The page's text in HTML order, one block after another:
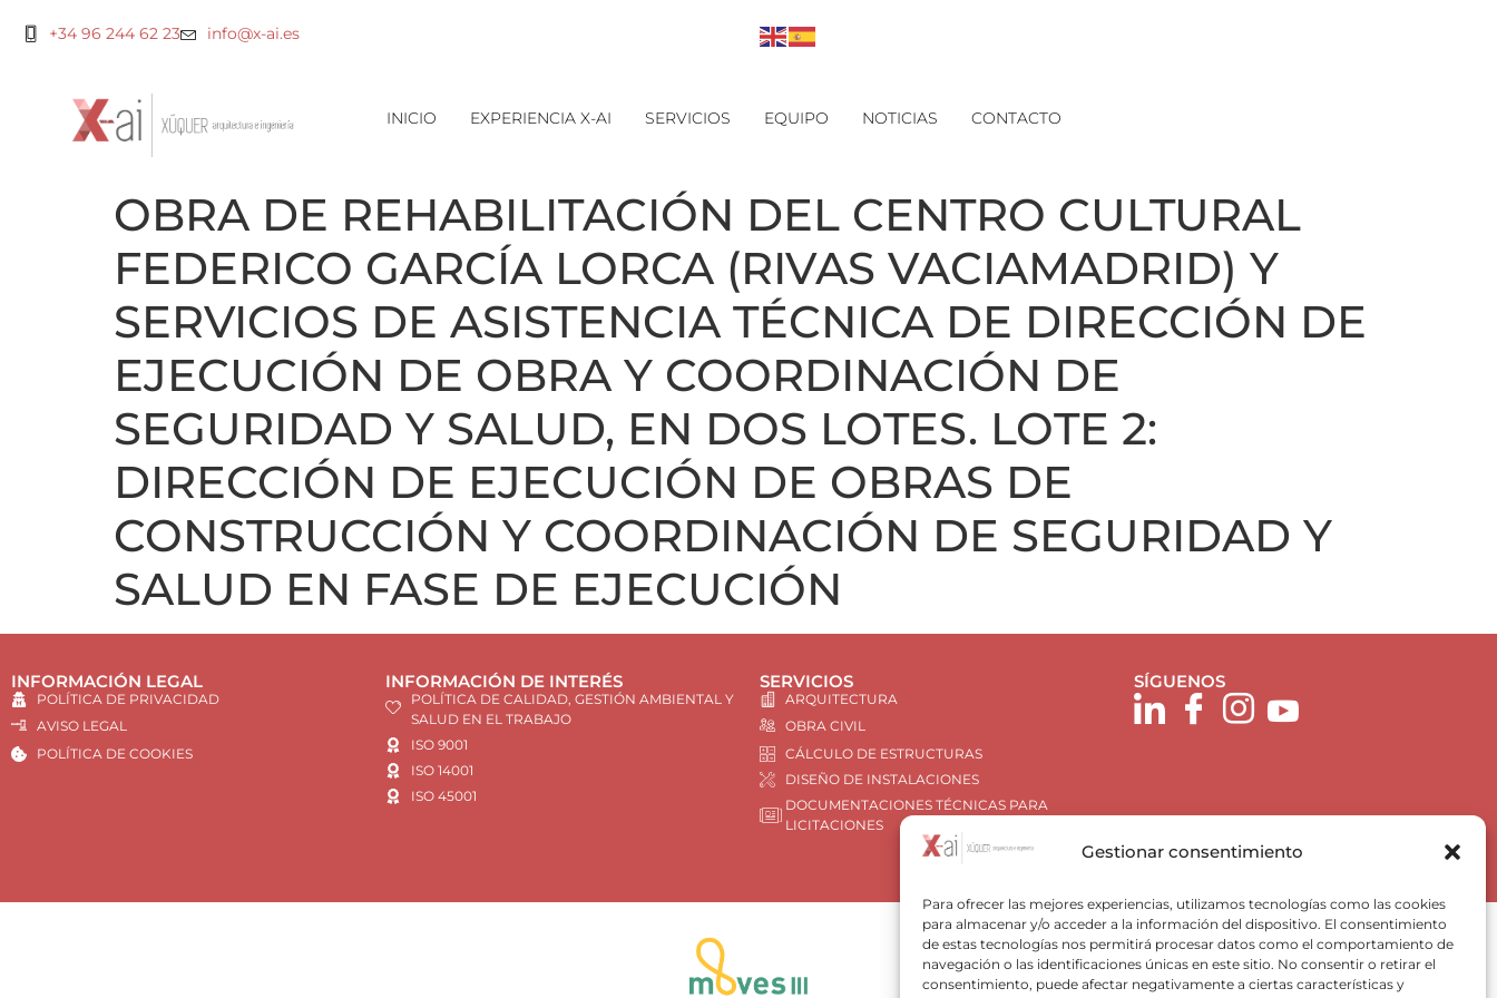
Gestionar consentimiento
Para ofrecer las mejores experiencias, utilizamos tecnologías como las cookies
para almacenar y/o acceder a la información del dispositivo. El consentimiento
de estas tecnologías nos permitirá procesar datos como el comportamiento de
navegación o las identificaciones únicas en este sitio. No consentir o retirar el
consentimiento, puede afectar negativamente a ciertas características y
+34 96 244 62 23 info@x-ai.es
INICIO EXPERIENCIA X-AI SERVICIOS EQUIPO NOTICIAS CONTACTO
OBRA DE REHABILITACIÓN DEL CENTRO CULTURAL
FEDERICO GARCÍA LORCA (RIVAS VACIAMADRID) Y
SERVICIOS DE ASISTENCIA TÉCNICA DE DIRECCIÓN DE
EJECUCIÓN DE OBRA Y COORDINACIÓN DE
SEGURIDAD Y SALUD, EN DOS LOTES. LOTE 2:
DIRECCIÓN DE EJECUCIÓN DE OBRAS DE
CONSTRUCCIÓN Y COORDINACIÓN DE SEGURIDAD Y
SALUD EN FASE DE EJECUCIÓN
INFORMACIÓN LEGAL
POLÍTICA DE PRIVACIDAD
AVISO LEGAL
POLÍTICA DE COOKIES
INFORMACIÓN DE INTERÉS
POLÍTICA DE CALIDAD, GESTIÓN AMBIENTAL Y
SALUD EN EL TRABAJO
ISO 9001
ISO 14001
ISO 45001
SERVICIOS
ARQUITECTURA
OBRA CIVIL
CÁLCULO DE ESTRUCTURAS
DISEÑO DE INSTALACIONES
DOCUMENTACIONES TÉCNICAS PARA
LICITACIONES
SÍGUENOS